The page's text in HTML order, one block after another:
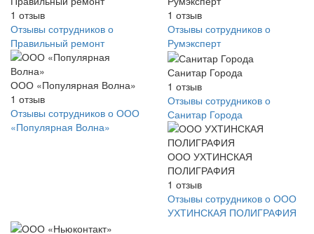
1 отзыв
Отзывы сотрудников о
Правильный ремонт
1 отзыв
Отзывы сотрудников о
Румэксперт
ООО «Популярная Волна»
1 отзыв
Отзывы сотрудников о ООО
«Популярная Волна»
Санитар Города
1 отзыв
Отзывы сотрудников о
Санитар Города
ООО УХТИНСКАЯ
ПОЛИГРАФИЯ
1 отзыв
Отзывы сотрудников о ООО
УХТИНСКАЯ ПОЛИГРАФИЯ